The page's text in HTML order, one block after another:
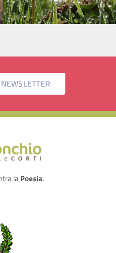
laPoesia.